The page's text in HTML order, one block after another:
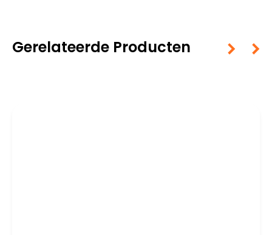
Gerelateerde Producten